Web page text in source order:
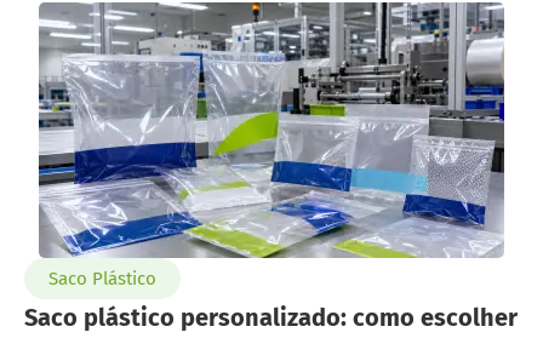
Saco Plástico
Saco plástico personalizado: como escolher